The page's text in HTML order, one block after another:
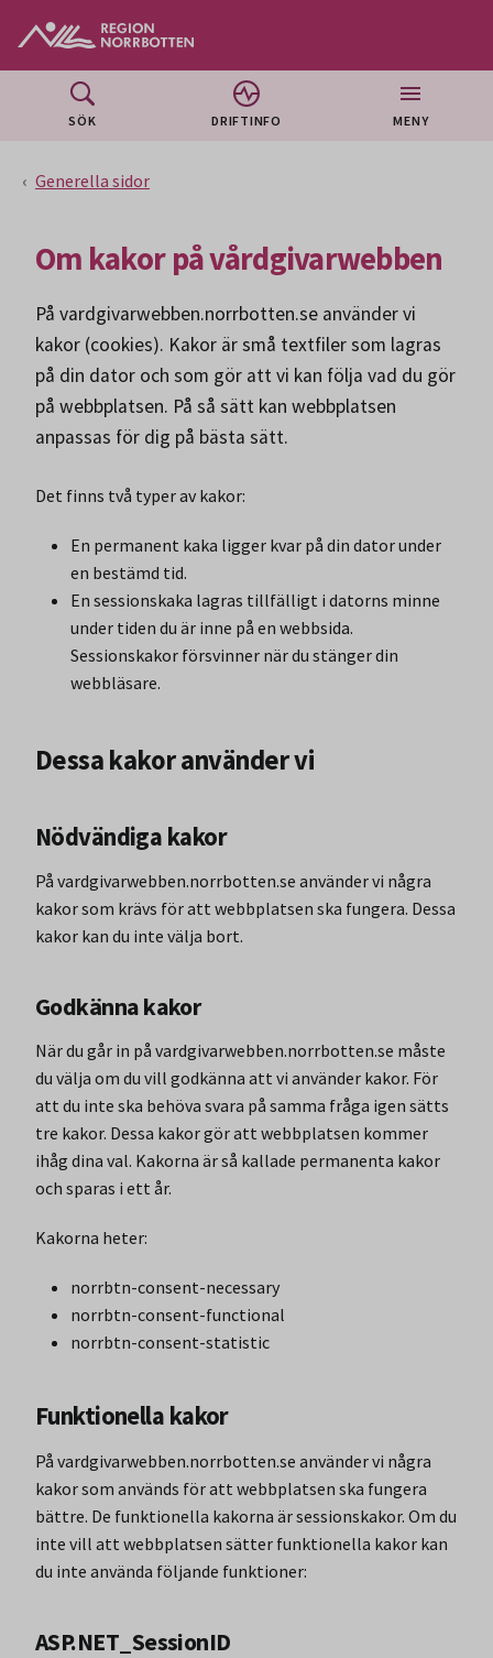
SÖK DRIFTINFO MENY
Generella sidor
Om kakor på vårdgivarwebben
På vardgivarwebben.norrbotten.se använder vi
kakor (cookies). Kakor är små textfiler som lagras
på din dator och som gör att vi kan följa vad du gör
på webbplatsen. På så sätt kan webbplatsen
anpassas för dig på bästa sätt.
Det finns två typer av kakor:
En permanent kaka ligger kvar på din dator under
en bestämd tid.
En sessionskaka lagras tillfälligt i datorns minne
under tiden du är inne på en webbsida.
Sessionskakor försvinner när du stänger din
webbläsare.
Dessa kakor använder vi
Nödvändiga kakor
På vardgivarwebben.norrbotten.se använder vi några
kakor som krävs för att webbplatsen ska fungera. Dessa
kakor kan du inte välja bort.
Godkänna kakor
När du går in på vardgivarwebben.norrbotten.se måste
du välja om du vill godkänna att vi använder kakor. För
att du inte ska behöva svara på samma fråga igen sätts
tre kakor. Dessa kakor gör att webbplatsen kommer
ihåg dina val. Kakorna är så kallade permanenta kakor
och sparas i ett år.
Kakorna heter:
norrbtn-consent-necessary
norrbtn-consent-functional
norrbtn-consent-statistic
Funktionella kakor
På vardgivarwebben.norrbotten.se använder vi några
kakor som används för att webbplatsen ska fungera
bättre. De funktionella kakorna är sessionskakor. Om du
inte vill att webbplatsen sätter funktionella kakor kan
du inte använda följande funktioner:
ASP.NET_SessionID